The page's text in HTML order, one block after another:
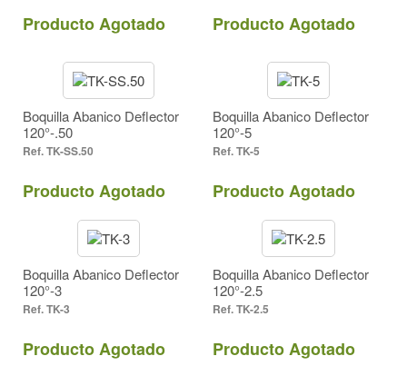
Producto Agotado Producto Agotado
Boquilla Abanico Deflector
120°-.50
TK-SS.50
Producto Agotado
Boquilla Abanico Deflector
120°-5
TK-5
Producto Agotado
Boquilla Abanico Deflector
120°-3
TK-3
Producto Agotado
Boquilla Abanico Deflector
120°-2.5
TK-2.5
Producto Agotado